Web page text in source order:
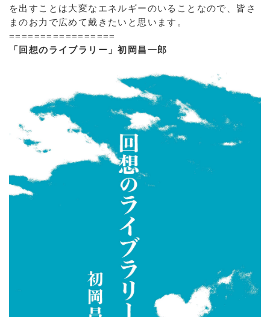
を出すことは大変なエネルギーのいることなので、皆さ
まのお力で広めて戴きたいと思います。
=================
「回想のライブラリー」初岡昌一郎